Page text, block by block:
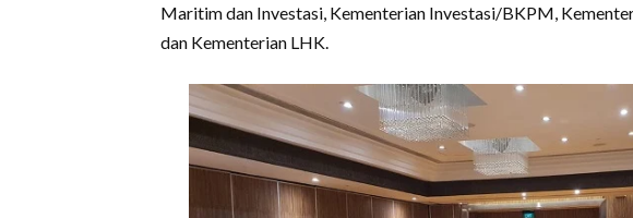
Maritim dan Investasi, Kementerian Investasi/BKPM,
dan Kementerian LHK.